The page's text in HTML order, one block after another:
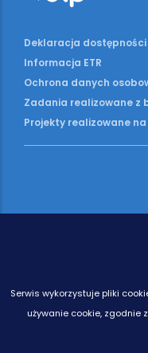
Deklaracja
Informacja ETR
Ochrona danych
Zadania realizowane z
Projekty realizowane na
Serwis wykorzystuje pliki
używanie cookie, zgodnie